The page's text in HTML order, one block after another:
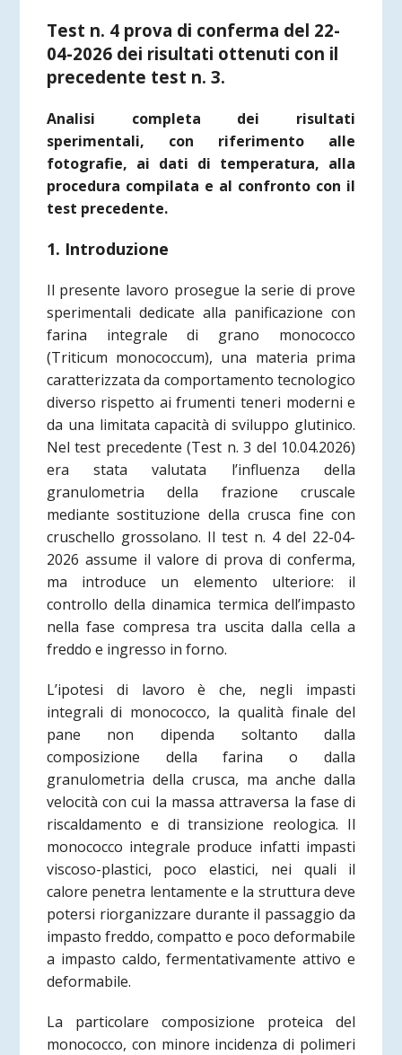
Test n. 4 prova di conferma del 22-
04-2026 dei risultati ottenuti con il
precedente test n. 3.
Analisi completa dei risultati
sperimentali, con riferimento alle
fotografie, ai dati di temperatura, alla
procedura compilata e al confronto con il
test precedente.
1. Introduzione
Il presente lavoro prosegue la serie di prove
sperimentali dedicate alla panificazione con
farina integrale di grano monococco
(Triticum monococcum), una materia prima
caratterizzata da comportamento tecnologico
diverso rispetto ai frumenti teneri moderni e
da una limitata capacità di sviluppo glutinico.
Nel test precedente (Test n. 3 del 10.04.2026)
era stata valutata l’influenza della
granulometria della frazione cruscale
mediante sostituzione della crusca fine con
cruschello grossolano. Il test n. 4 del 22-04-
2026 assume il valore di prova di conferma,
ma introduce un elemento ulteriore: il
controllo della dinamica termica dell’impasto
nella fase compresa tra uscita dalla cella a
freddo e ingresso in forno.
L’ipotesi di lavoro è che, negli impasti
integrali di monococco, la qualità finale del
pane non dipenda soltanto dalla
composizione della farina o dalla
granulometria della crusca, ma anche dalla
velocità con cui la massa attraversa la fase di
riscaldamento e di transizione reologica. Il
monococco integrale produce infatti impasti
viscoso-plastici, poco elastici, nei quali il
calore penetra lentamente e la struttura deve
potersi riorganizzare durante il passaggio da
impasto freddo, compatto e poco deformabile
a impasto caldo, fermentativamente attivo e
deformabile.
La particolare composizione proteica del
monococco, con minore incidenza di polimeri